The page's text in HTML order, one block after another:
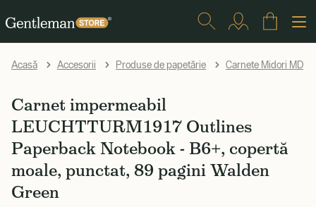
Acasă Accesorii Produse de papetărie Carnete Midori MD
Carnet impermeabil
LEUCHTTURM1917 Outlines
Paperback Notebook - B6+, copertă
moale, punctat, 89 pagini Walden
Green